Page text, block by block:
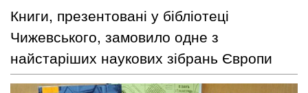
​Книги, презентовані у бібліотеці
Чижевського, замовило одне з
найстаріших наукових зібрань Європи